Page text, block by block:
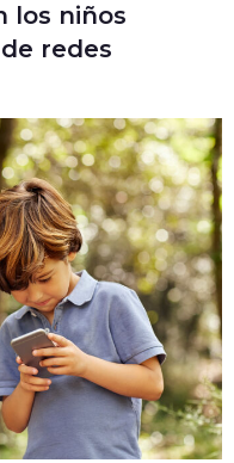
los niños
redes